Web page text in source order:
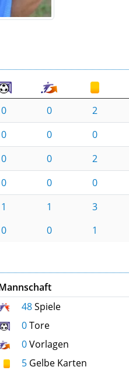
0 0 2
0 0 0
0 0 2
0 0 0
1 1 3
0 0 1
48Spiele
0Tore
0Vorlagen
5 Gelbe Karten